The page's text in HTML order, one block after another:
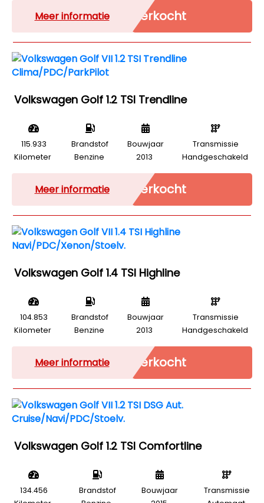
Meer informatie Verkocht
Volkswagen Golf 1.2 TSI Trendline
115.933
Kilometer
Brandstof
Benzine
Bouwjaar
2013
Transmissie
Handgeschakeld
Meer informatie Verkocht
Volkswagen Golf 1.4 TSI Highline
104.853
Kilometer
Brandstof
Benzine
Bouwjaar
2013
Transmissie
Handgeschakeld
Meer informatie Verkocht
Volkswagen Golf 1.2 TSI Comfortline
134.456
Brandstof
Bouwjaar
Transmissie